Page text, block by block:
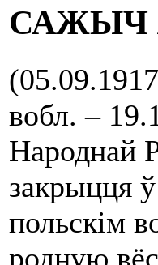
САЖЫЧ
вобл. –
Народнай
закрыцця
польскім
родную